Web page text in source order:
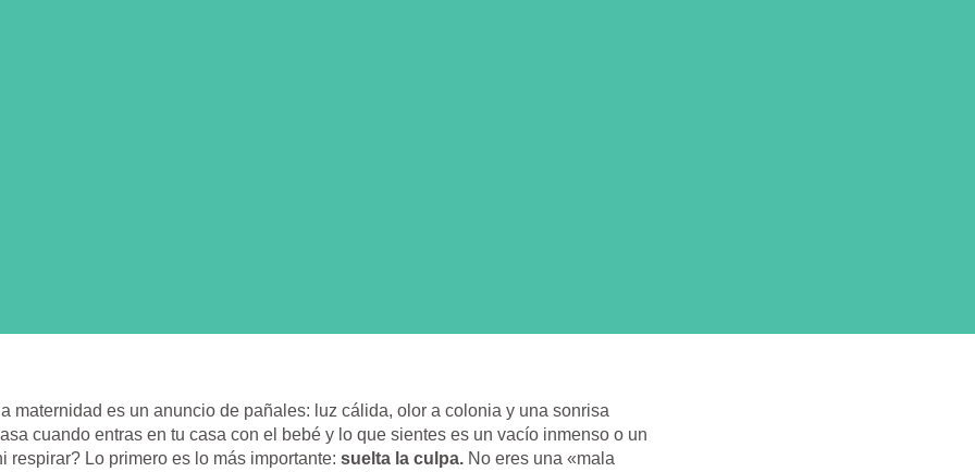
maternidad es un anuncio de pañales: luz cálida, olor a colonia y una sonrisa
cuando entras en tu casa con el bebé y lo que sientes es un vacío inmenso o un
respirar? Lo primero es lo más importante: suelta la culpa.No eres una «mala